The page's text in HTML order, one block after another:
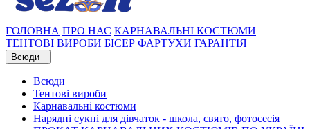
ГОЛОВНА ПРО НАС КАРНАВАЛЬНІ КОСТЮМИ
ТЕНТОВІ ВИРОБИ БІСЕР ФАРТУХИ ГАРАНТІЯ
Всюди
Всюди
Тентові вироби
Карнавальні костюми
Нарядні сукні для дівчаток - школа, свято, фотосесія